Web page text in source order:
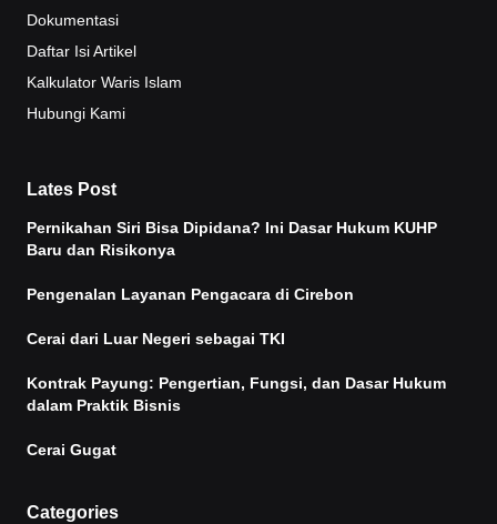
Dokumentasi
Daftar Isi Artikel
Kalkulator Waris Islam
Hubungi Kami
Lates Post
Pernikahan Siri Bisa Dipidana? Ini Dasar Hukum KUHP
Baru dan Risikonya
Pengenalan Layanan Pengacara di Cirebon
Cerai dari Luar Negeri sebagai TKI
Kontrak Payung: Pengertian, Fungsi, dan Dasar Hukum
dalam Praktik Bisnis
Cerai Gugat
Categories